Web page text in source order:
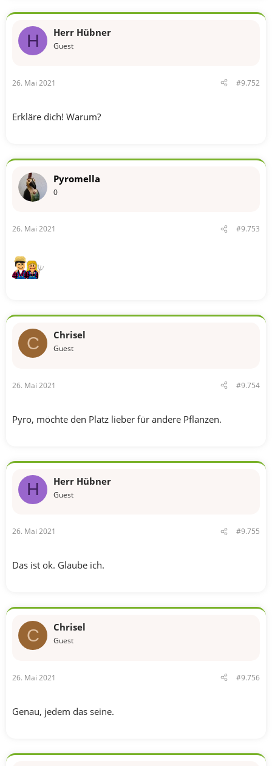
H Herr Hübner
Guest
26. Mai 2021 #9.752
Erkläre dich! Warum?
Pyromella
0
26. Mai 2021 #9.753
C Chrisel
Guest
26. Mai 2021 #9.754
Pyro, möchte den Platz lieber für andere Pflanzen.
H Herr Hübner
Guest
26. Mai 2021 #9.755
Das ist ok. Glaube ich.
C Chrisel
Guest
26. Mai 2021 #9.756
Genau, jedem das seine.